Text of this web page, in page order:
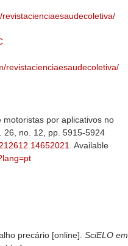
revistacienciaesaudecoletiva/
motoristas por aplicativos no
26, no. 12, pp. 5915-5924
. Available
precário [online]. SciELO em